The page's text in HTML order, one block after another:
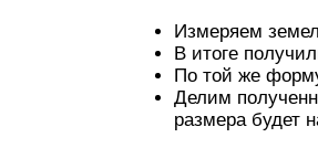
Измеряем
В итоге
По той же
Делим
размера будет